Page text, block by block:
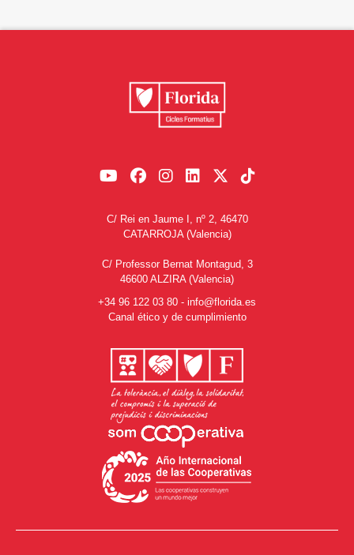
C/ Rei en Jaume I, nº 2, 46470
CATARROJA (Valencia)
C/ Professor Bernat Montagud, 3
46600 ALZIRA (Valencia)
+34 96 122 03 80 - info@florida.es
Canal ético y de cumplimiento